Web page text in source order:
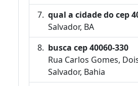
qual a cidade do cep
Salvador, BA
busca cep 40060-330
Rua Carlos Gomes,
Salvador, Bahia